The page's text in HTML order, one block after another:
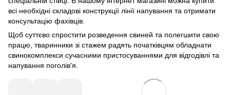
всі необхідні складові конструкції лінії напування та отримати
консультацію фахівців.
Щоб суттєво спростити розведення свиней та полегшити свою
працю, тваринники зі стажем радять початківцям обладнати
свинокомплекси сучасними пристосуваннями для відгодівлі та
напування поголів'я.